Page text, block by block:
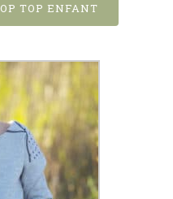
TOP ENFANT